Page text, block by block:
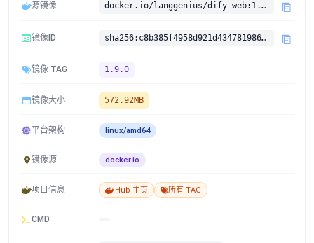
源镜像 docker.io/langgenius/dify-web:1.9.0
镜像ID sha256:c8b385f4958d921d434781986b3198968b6cc672299c5e46369d4b80a65c5421
镜像 TAG 1.9.0
镜像大小 572.92MB
平台架构 linux/amd64
镜像源 docker.io
项目信息 Hub 主页 所有 TAG
CMD